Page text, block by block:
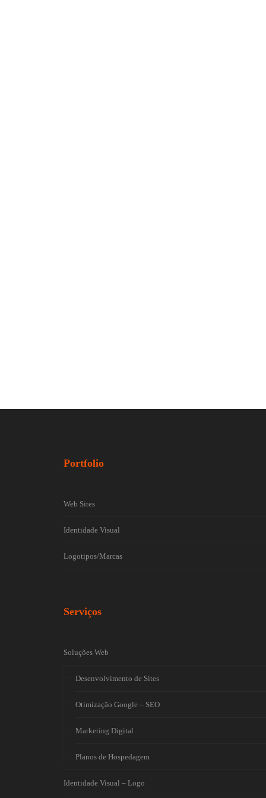
Portfolio
Web Sites
Identidade Visual
Logotipos/Marcas
Serviços
Soluções Web
Desenvolvimento de Sites
Otimização Google – SEO
Marketing Digital
Planos de Hospedagem
Identidade Visual – Logo